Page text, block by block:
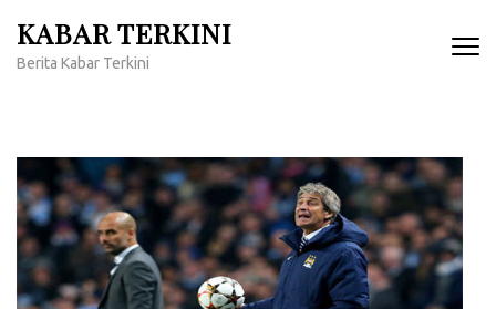
konten
KABAR TERKINI
Berita Kabar Terkini